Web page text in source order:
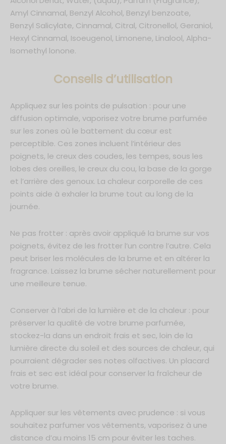
Amyl Cinnamal, Benzyl Alcohol, Benzyl benzoate,
Benzyl Salicylate, Cinnamal, Citral, Citronellol, Geraniol,
Hexyl Cinnamal, Isoeugenol, Limonene, Linalool, Alpha-
Isomethyl lonone.
Conseils d’utilisation
Appliquez sur les points de pulsation : pour une
diffusion optimale, vaporisez votre brume parfumée
sur les zones où le battement du cœur est
perceptible. Ces zones incluent l’intérieur des
poignets, le creux des coudes, les tempes, sous les
lobes des oreilles, le creux du cou, la base de la gorge
et l’arrière des genoux. La chaleur corporelle de ces
points aide à exhaler la brume tout au long de la
journée.
Ne pas frotter : après avoir appliqué la brume sur vos
poignets, évitez de les frotter l’un contre l’autre. Cela
peut briser les molécules de la brume et en altérer la
fragrance. Laissez la brume sécher naturellement pour
une meilleure tenue.
Conserver à l’abri de la lumière et de la chaleur : pour
préserver la qualité de votre brume parfumée,
stockez-la dans un endroit frais et sec, loin de la
lumière directe du soleil et des sources de chaleur, qui
pourraient dégrader ses notes olfactives. Un placard
frais et sec est idéal pour conserver la fraîcheur de
votre brume.
Appliquer sur les vêtements avec prudence : si vous
souhaitez parfumer vos vêtements, vaporisez à une
distance d’au moins 15 cm pour éviter les taches.